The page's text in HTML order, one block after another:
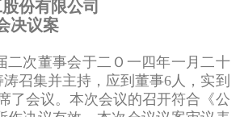
份有限公司
决议案
次董事会于二Ｏ一四年一月二十
召集并主持，应到董事6人，实到
了会议。本次会议的召开符合《公